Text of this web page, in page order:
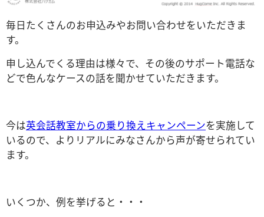
毎日たくさんのお申込みやお問い合わせをいただきま
す。
申し込んでくる理由は様々で、その後のサポート電話な
どで色んなケースの話を聞かせていただきます。
今は英会話教室からの乗り換えキャンペーンを実施して
いるので、よりリアルにみなさんから声が寄せられてい
ます。
いくつか、例を挙げると・・・